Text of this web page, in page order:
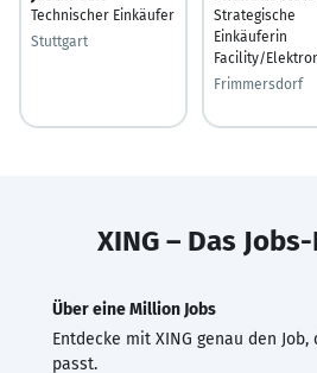
Technischer Einkäufer
Stuttgart
Strategische
Einkäuferin
Facility/
Frimmersdorf
XING – Das
Über eine Million Jobs
Entdecke mit XING genau den
passt.